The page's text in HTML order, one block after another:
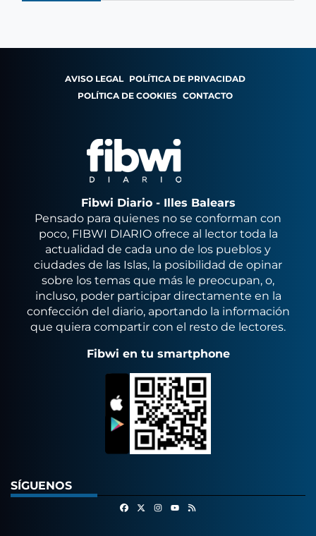
AVISO LEGAL POLÍTICA DE PRIVACIDAD
POLÍTICA DE COOKIES CONTACTO
Fibwi Diario - Illes Balears
Pensado para quienes no se conforman con
poco, FIBWI DIARIO ofrece al lector toda la
actualidad de cada uno de los pueblos y
ciudades de las Islas, la posibilidad de opinar
sobre los temas que más le preocupan, o,
incluso, poder participar directamente en la
confección del diario, aportando la información
que quiera compartir con el resto de lectores.
Fibwi en tu smartphone
SÍGUENOS
FacebookInstagram